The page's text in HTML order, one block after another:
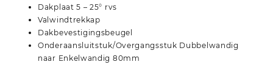
Dakplaat 5 – 25° rvs
Valwindtrekkap
Dakbevestigingsbeugel
Onderaansluitstuk/Overgangsstuk Dubbelwandig
naar Enkelwandig 80mm